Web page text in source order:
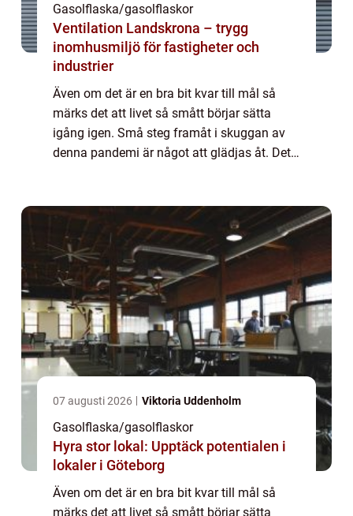
Gasolflaska/gasolflaskor
Ventilation Landskrona – trygg
inomhusmiljö för fastigheter och
industrier
Även om det är en bra bit kvar till mål så
märks det att livet så smått börjar sätta
igång igen. Små steg framåt i skuggan av
denna pandemi är något att glädjas åt. Det
07 augusti 2026 Viktoria Uddenholm
Gasolflaska/gasolflaskor
Hyra stor lokal: Upptäck potentialen i
lokaler i Göteborg
Även om det är en bra bit kvar till mål så
märks det att livet så smått börjar sätta